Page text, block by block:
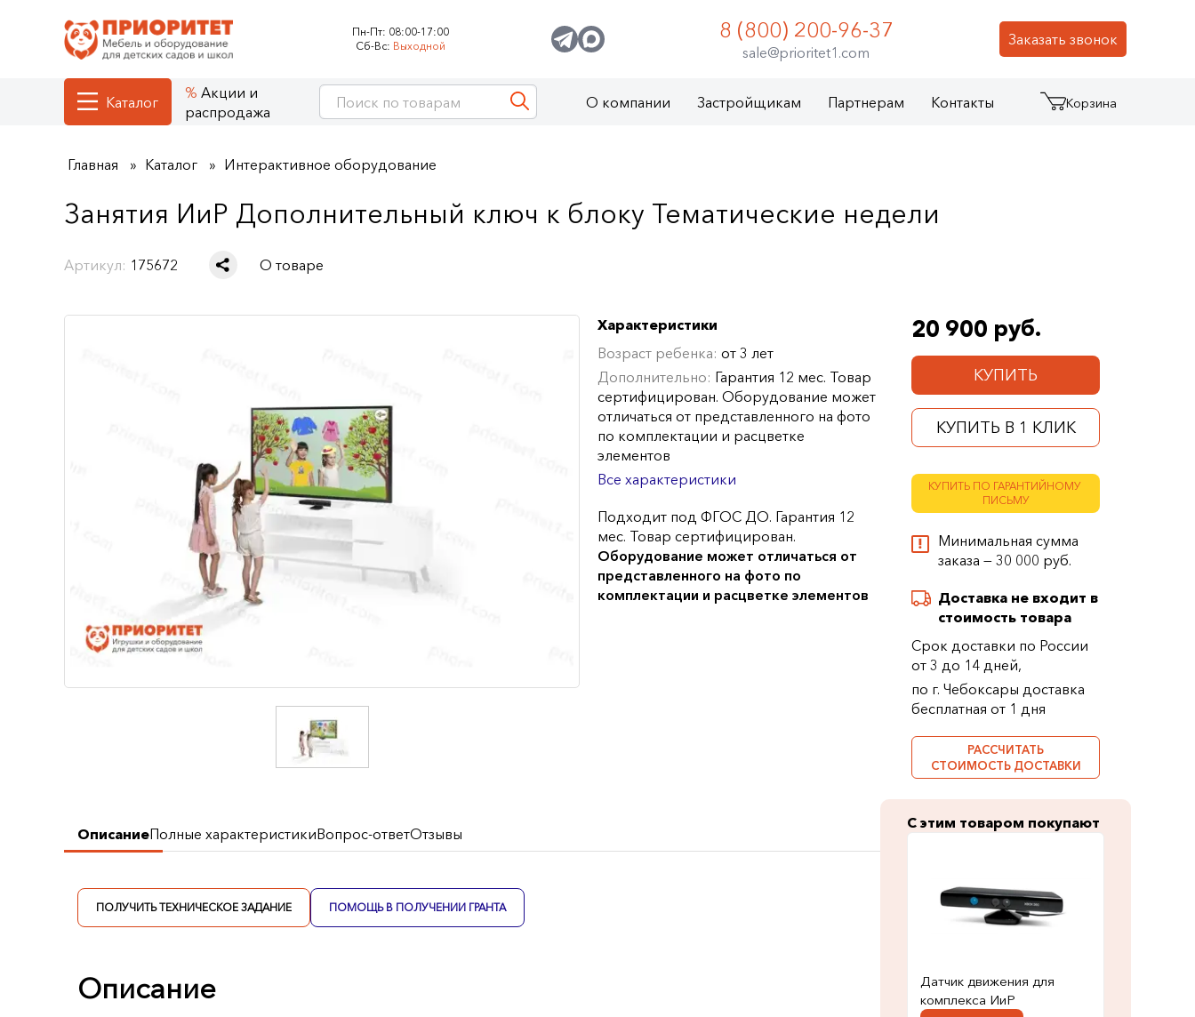
Пн-Пт: 08:00-17:00
Сб-Вс: Выходной Заказать звонок
8 (800) 200-96-37
sale@prioritet1.com
Каталог
Акции и
распродажа
О компании Застройщикам Партнерам Контакты Корзина
Главная Каталог Интерактивное оборудование
Занятия ИиР Дополнительный ключ к блоку Тематические недели
Артикул: 175672 О товаре
20 900 руб.
КУПИТЬ
КУПИТЬ В 1 КЛИК
КУПИТЬ ПО ГАРАНТИЙНОМУ
ПИСЬМУ
Минимальная сумма
заказа — 30 000 руб.
Доставка не входит в
стоимость товара
Срок доставки по России
от 3 до 14 дней,
по г. Чебоксары доставка
бесплатная от 1 дня
РАССЧИТАТЬ
СТОИМОСТЬ ДОСТАВКИ
Характеристики
Возраст ребенка: от 3 лет
Дополнительно: Гарантия 12 мес. Товар
сертифицирован. Оборудование может
отличаться от представленного на фото
по комплектации и расцветке
элементов
Все характеристики
Подходит под ФГОС ДО. Гарантия 12
мес. Товар сертифицирован.
Оборудование может отличаться от
представленного на фото по
комплектации и расцветке элементов
ОписаниеПолные характеристикиВопрос-ответОтзывы
ПОЛУЧИТЬ ТЕХНИЧЕСКОЕ ЗАДАНИЕ ПОМОЩЬ В ПОЛУЧЕНИИ ГРАНТА
Описание
С этим товаром покупают
Датчик движения для
комплекса ИиР